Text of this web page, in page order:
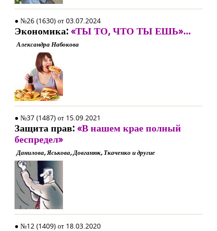
● №26 (1630) от 03.07.2024
Экономика:«ТЫ ТО, ЧТО ТЫ ЕШЬ»…
Александра Набокова
● №37 (1487) от 15.09.2021
Защита прав:«В нашем крае полный
беспредел»
Данилова, Яськова, Довганюк, Ткаченко и другие
● №12 (1409) от 18.03.2020